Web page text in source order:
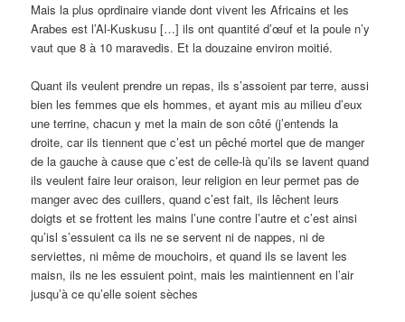
Mais la plus oprdinaire viande dont vivent les Africains et les
Arabes est l’Al-Kuskusu […] ils ont quantité d’œuf et la poule n’y
vaut que 8 à 10 maravedis. Et la douzaine environ moitié.
Quant ils veulent prendre un repas, ils s’assoient par terre, aussi
bien les femmes que els hommes, et ayant mis au milieu d’eux
une terrine, chacun y met la main de son côté (j’entends la
droite, car ils tiennent que c’est un pêché mortel que de manger
de la gauche à cause que c’est de celle-là qu’ils se lavent quand
ils veulent faire leur oraison, leur religion en leur permet pas de
manger avec des cuillers, quand c’est fait, ils lêchent leurs
doigts et se frottent les mains l’une contre l’autre et c’est ainsi
qu’isl s’essuient ca ils ne se servent ni de nappes, ni de
serviettes, ni même de mouchoirs, et quand ils se lavent les
maisn, ils ne les essuient point, mais les maintiennent en l’air
jusqu’à ce qu’elle soient sèches